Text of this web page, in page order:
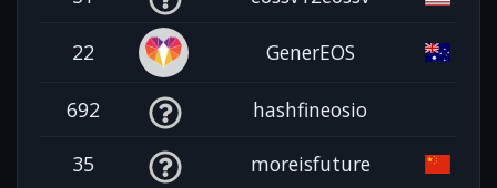
22 GenerEOS
692 hashfineosio
35 moreisfuture